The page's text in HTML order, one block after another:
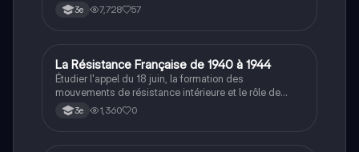
3e 7,728 57
L Histoire
La Résistance Française de 1940 à 1944
Étudier l'appel du 18 juin, la formation des
mouvements de résistance intérieure et le rôle de
Jean Moulin dans leur unification.
3e 1,360 0